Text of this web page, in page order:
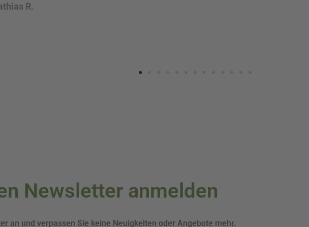
Newsletter anmelden
an und verpassen Sie keine Neuigkeiten oder Angebote mehr.